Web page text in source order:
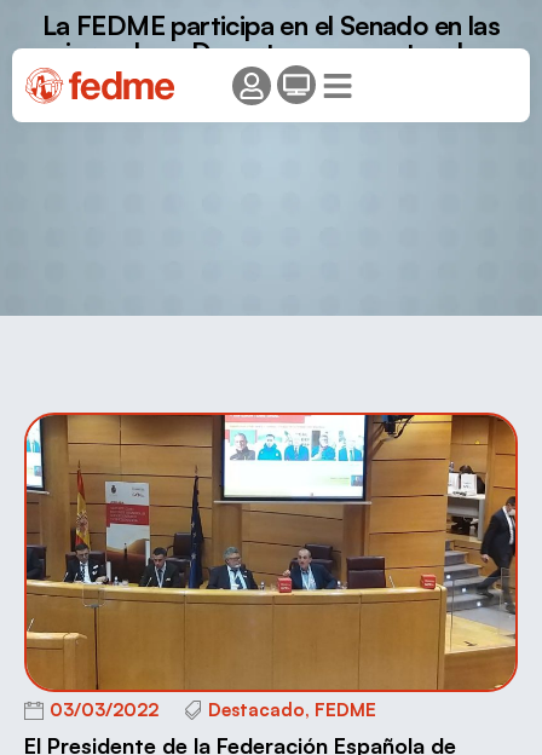
La FEDME participa en el Senado en las
jornadas «Deporte como motor de
desarrollo socioeconómico y cohesión
social”
03/03/2022 Destacado, FEDME
El Presidente de la Federación Española de